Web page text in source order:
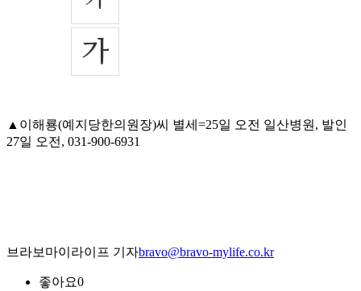
▲이해룡(예지당한의원장)씨 별세=25일 오전 일산병원, 발인
27일 오전, 031-900-6931
브라보마이라이프 기자bravo@bravo-mylife.co.kr
좋아요0